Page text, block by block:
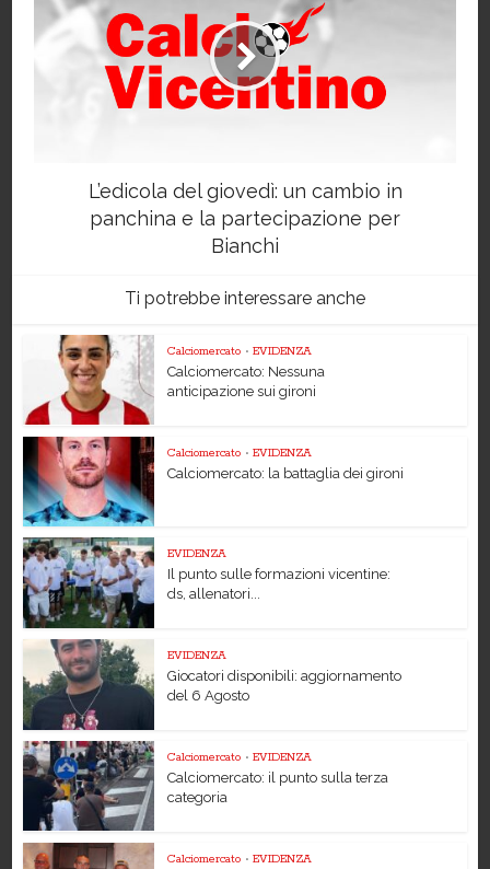
L’edicola del giovedì: un cambio in
panchina e la partecipazione per
Bianchi
Ti potrebbe interessare anche
Calciomercato • EVIDENZA
Calciomercato: Nessuna
anticipazione sui gironi
Calciomercato • EVIDENZA
Calciomercato: la battaglia dei gironi
EVIDENZA
Il punto sulle formazioni vicentine:
ds, allenatori...
EVIDENZA
Giocatori disponibili: aggiornamento
del 6 Agosto
Calciomercato • EVIDENZA
Calciomercato: il punto sulla terza
categoria
Calciomercato • EVIDENZA